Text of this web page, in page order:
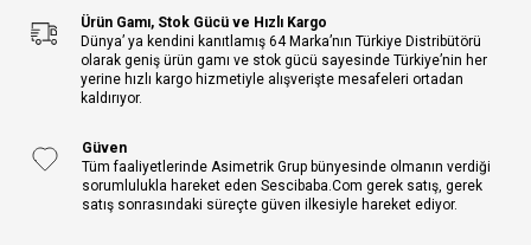
Ürün Gamı, Stok Gücü ve Hızlı Kargo
Dünya’ ya kendini kanıtlamış 64 Marka’nın Türkiye Distribütörü
olarak geniş ürün gamı ve stok gücü sayesinde Türkiye’nin her
yerine hızlı kargo hizmetiyle alışverişte mesafeleri ortadan
kaldırıyor.
Güven
Tüm faaliyetlerinde Asimetrik Grup bünyesinde olmanın verdiği
sorumlulukla hareket eden Sescibaba.Com gerek satış, gerek
satış sonrasındaki süreçte güven ilkesiyle hareket ediyor.